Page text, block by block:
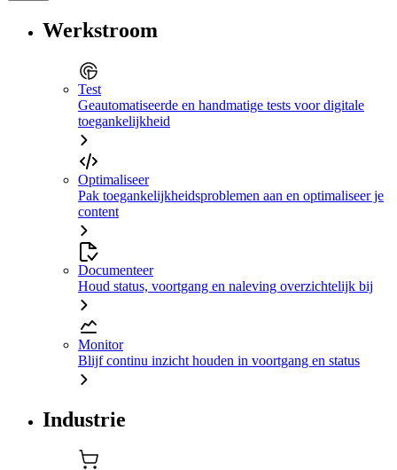
Werkstroom
Test
Geautomatiseerde en handmatige tests voor digitale
toegankelijkheid
Optimaliseer
Pak toegankelijkheidsproblemen aan en optimaliseer je
content
Documenteer
Houd status, voortgang en naleving overzichtelijk bij
Monitor
Blijf continu inzicht houden in voortgang en status
Industrie